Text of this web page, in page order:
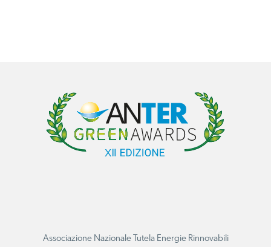
Associazione Nazionale Tutela Energie Rinnovabili